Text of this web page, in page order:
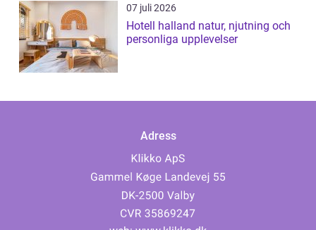
07 juli 2026
Hotell halland natur, njutning och
personliga upplevelser
Adress